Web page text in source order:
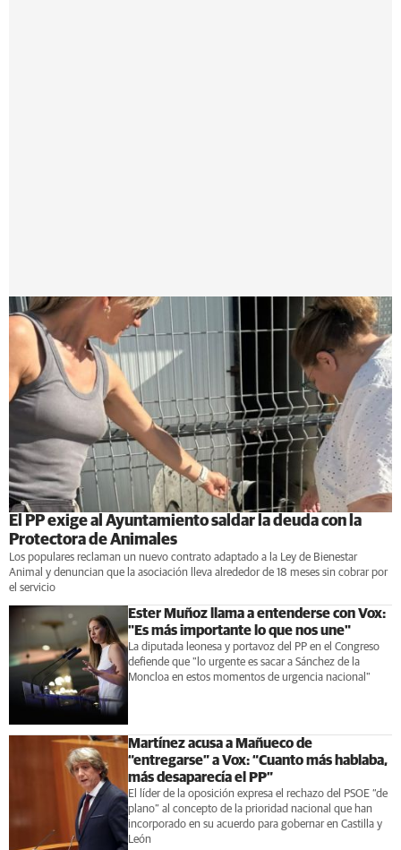
El PP exige al Ayuntamiento saldar la deuda con la
Protectora de Animales
Los populares reclaman un nuevo contrato adaptado a la Ley de Bienestar
Animal y denuncian que la asociación lleva alrededor de 18 meses sin cobrar por
el servicio
Ester Muñoz llama a entenderse con Vox:
"Es más importante lo que nos une"
La diputada leonesa y portavoz del PP en el Congreso
defiende que "lo urgente es sacar a Sánchez de la
Moncloa en estos momentos de urgencia nacional"
Martínez acusa a Mañueco de
“entregarse” a Vox: “Cuanto más hablaba,
más desaparecía el PP”
El líder de la oposición expresa el rechazo del PSOE “de
plano” al concepto de la prioridad nacional que han
incorporado en su acuerdo para gobernar en Castilla y
León